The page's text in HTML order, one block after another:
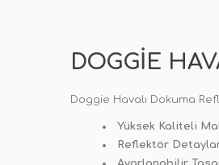
DOGGIE
Doggie Havalı Dokuma
Yüksek Kaliteli
Reflektör